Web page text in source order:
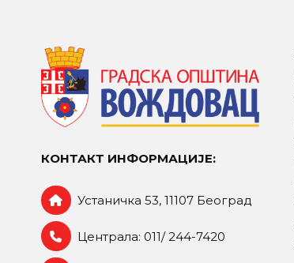
КОНТАКТ ИНФОРМАЦИЈЕ:
Устаничка 53, 11107 Београд
Централа: 011/ 244-7420